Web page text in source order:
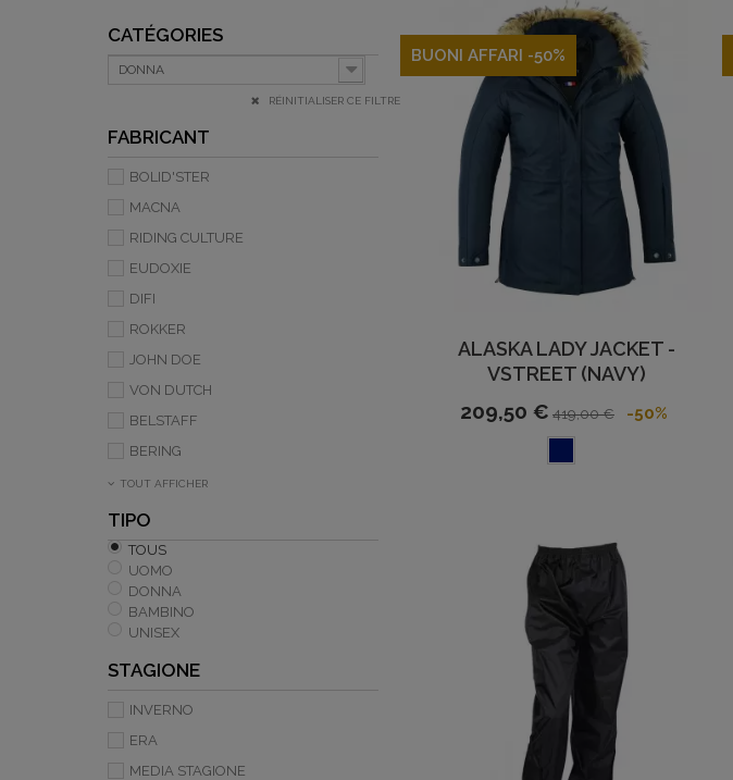
CATÉGORIES
DONNA
RÉINITIALISER CE FILTRE
FABRICANT
BOLID'STER
MACNA
RIDING CULTURE
EUDOXIE
DIFI
ROKKER
JOHN DOE
VON DUTCH
BELSTAFF
BERING
TOUT AFFICHER
TIPO
TOUS
UOMO
DONNA
BAMBINO
UNISEX
STAGIONE
INVERNO
ERA
MEDIA STAGIONE
BUONI AFFARI -50%
ALASKA LADY JACKET -
VSTREET (NAVY)
209,50 € 419,00 € -50%